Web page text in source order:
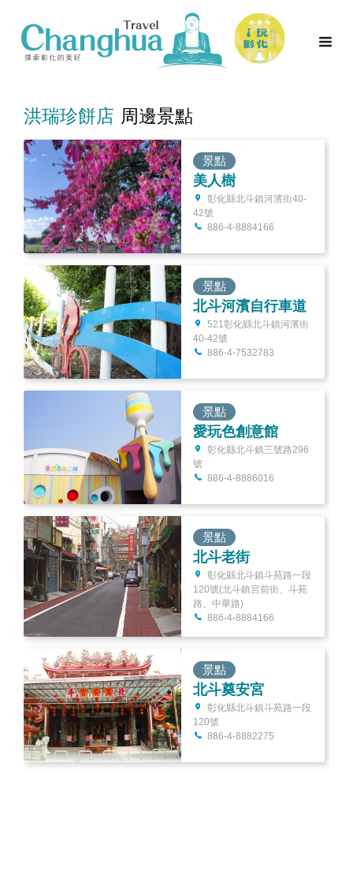
洪瑞珍餅店 周邊景點
景點
美人樹
彰化縣北斗鎮河濱街40-
42號
886-4-8884166
景點
北斗河濱自行車道
521彰化縣北斗鎮河濱街
40-42號
886-4-7532783
景點
愛玩色創意館
彰化縣北斗鎮三號路296
號
886-4-8886016
景點
北斗老街
彰化縣北斗鎮斗苑路一段
120號(北斗鎮宮前街、斗苑
路、中華路)
886-4-8884166
景點
北斗奠安宮
彰化縣北斗鎮斗苑路一段
120號
886-4-8882275